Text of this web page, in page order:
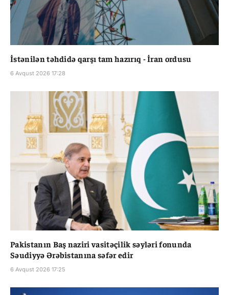
İstənilən təhdidə qarşı tam hazırıq - İran ordusu
6 Avqust 2026 17:28
Pakistanın Baş naziri vasitəçilik səyləri fonunda
Səudiyyə Ərəbistanına səfər edir
6 Avqust 2026 17:25